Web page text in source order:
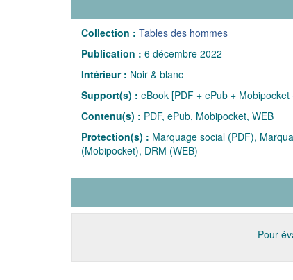
Collection : Tables des hommes
Publication : 6 décembre 2022
Intérieur : Noir & blanc
Support(s) : eBook [PDF + ePub + Mobipocket
Contenu(s) : PDF, ePub, Mobipocket, WEB
Protection(s) : Marquage social (PDF),
(Mobipocket), DRM (WEB)
Pour